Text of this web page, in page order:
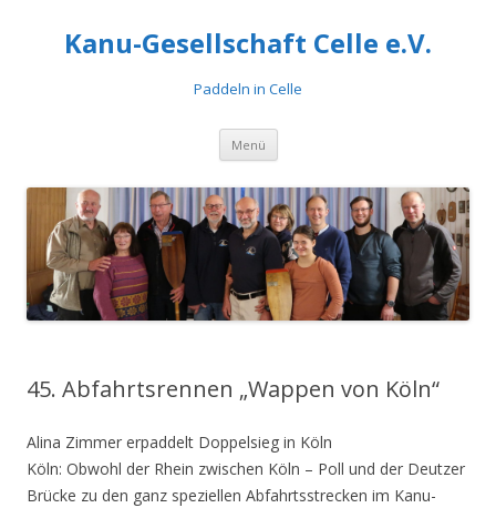
Kanu-Gesellschaft Celle e.V.
Paddeln in Celle
Menü Zum
springen
45. Abfahrtsrennen „Wappen von Köln“
Alina Zimmer erpaddelt Doppelsieg in Köln
Köln: Obwohl der Rhein zwischen Köln – Poll und der Deutzer
Brücke zu den ganz speziellen Abfahrtsstrecken im Kanu-